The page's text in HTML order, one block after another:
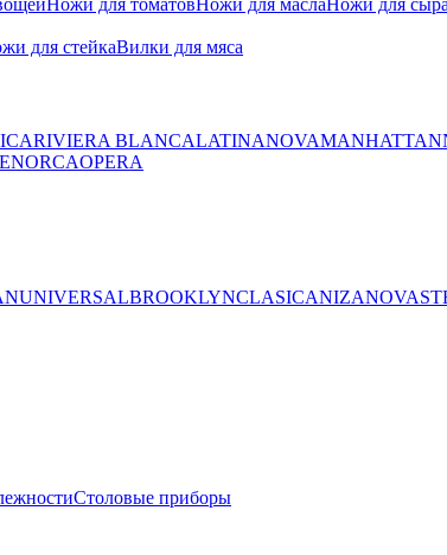
Ножи для томатовНожи для маслаНожи для сыра
для стейкаВилки для мяса
RIVIERA BLANCALATINANOVAMANHATTAN
OPERA
UNIVERSALBROOKLYNCLASICANIZANOVA
Столовые приборы